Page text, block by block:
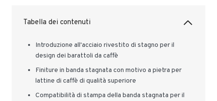
Tabella dei contenuti
Introduzione all'acciaio rivestito di stagno per il
design dei barattoli da caffè
Finiture in banda stagnata con motivo a pietra per
lattine di caffè di qualità superiore
Compatibilità di stampa della banda stagnata per il